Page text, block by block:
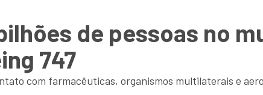
de pessoas no
747
com farmacêuticas, organismos multilaterais e